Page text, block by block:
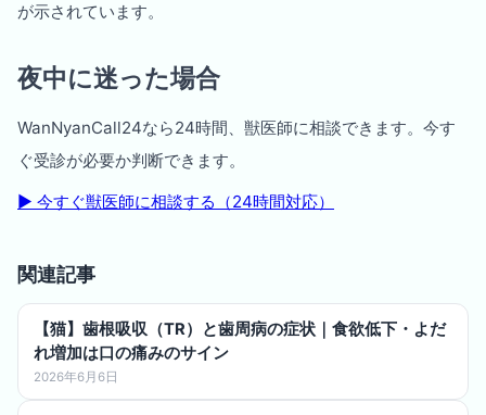
が示されています。
夜中に迷った場合
WanNyanCall24なら24時間、獣医師に相談できます。今す
ぐ受診が必要か判断できます。
▶︎ 今すぐ獣医師に相談する（24時間対応）
関連記事
【猫】歯根吸収（TR）と歯周病の症状｜食欲低下・よだ
れ増加は口の痛みのサイン
2026年6月6日